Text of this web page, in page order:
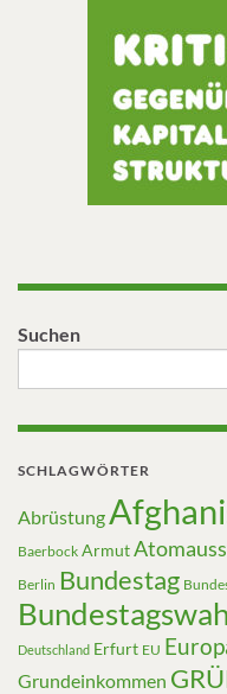
Suchen
SCHLAGWÖRTER
Abrüstung
Baerbock Armut
Berlin Bundestag
Deutschland Erfurt EU
Grundeinkommen